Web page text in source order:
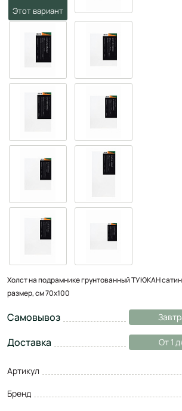
Холст на подрамнике грунтованный ТУЮКАН
размер, см 70х100
Самовывоз
Доставка От 1
Артикул
Бренд